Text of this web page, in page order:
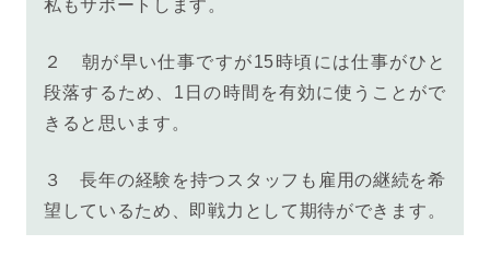
私もサポートします。
２ 朝が早い仕事ですが15時頃には仕事がひと
段落するため、1日の時間を有効に使うことがで
きると思います。
３ 長年の経験を持つスタッフも雇用の継続を希
望しているため、即戦力として期待ができます。